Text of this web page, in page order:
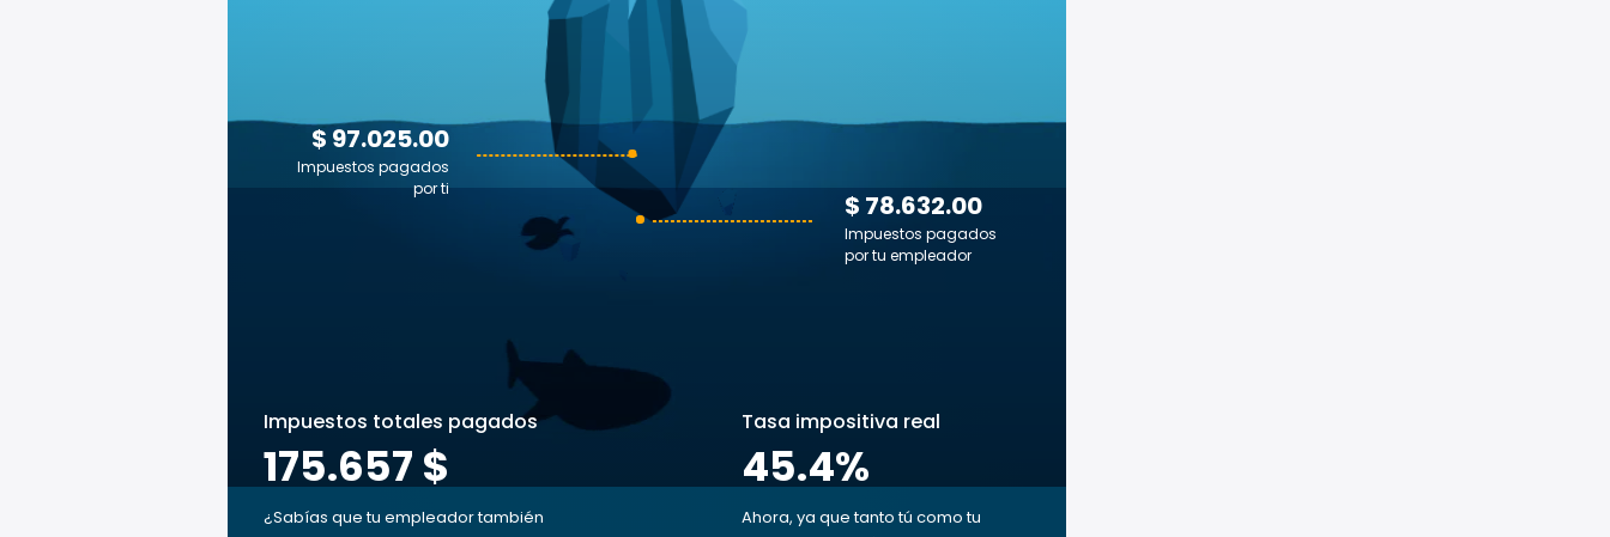
$ 78.632.00
Impuestos pagados
por tu empleador
$ 97.025.00
Impuestos pagados
por ti
Impuestos totales pagados
175.657 $
¿Sabías que tu empleador también
Tasa impositiva real
45.4%
Ahora, ya que tanto tú como tu